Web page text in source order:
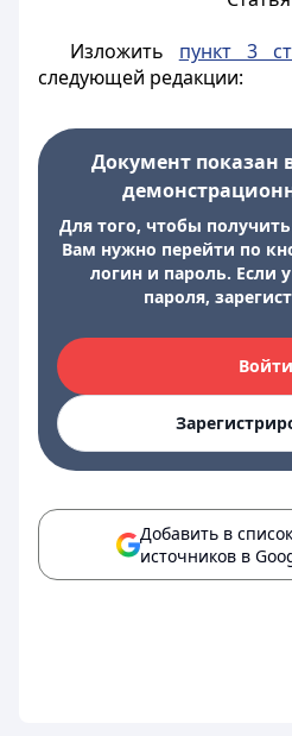
Изложить пункт 3
следующей редакции:
Документ показан
Для того, чтобы
Вам нужно перейти по
логин и пароль. Если
пароля,
Войти
Добавить в
источников в